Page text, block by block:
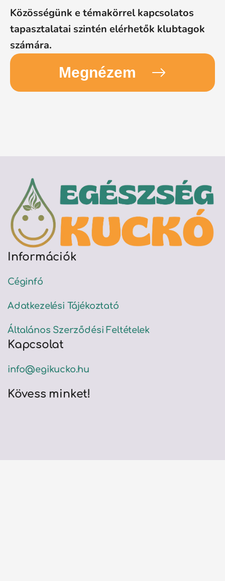
Közösségünk e témakörrel kapcsolatos
tapasztalatai szintén elérhetők klubtagok
számára.
Megnézem
Információk
Céginfó
Adatkezelési Tájékoztató
Általános Szerződési Feltételek
Kapcsolat
info@egikucko.hu
Kövess minket!